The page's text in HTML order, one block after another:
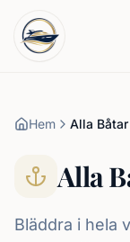
Hem Alla Båtar
Alla
Bläddra i hela